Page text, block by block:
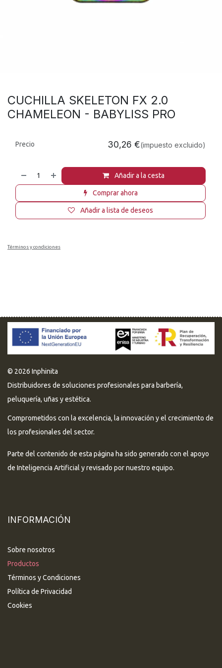
CUCHILLA SKELETON FX 2.0
CHAMELEON - BABYLISS PRO
Añadir a la cesta
Comprar ahora
Añadir a lista de deseos
Precio 30,26 €(impuesto excluido)
Términos y condiciones
© 2026 Inphinita
Distribuidores de soluciones profesionales para barbería,
peluquería, uñas y estética.
Comprometidos con la excelencia, la innovación y el crecimiento de
los profesionales del sector.
Parte del contenido de esta página ha sido generado con el apoyo
de Inteligencia Artificial y revisado por nuestro equipo.
INFORMACIÓN
Sobre nosotros
Productos
Términos y Condiciones
Política de Privacidad
Cookies